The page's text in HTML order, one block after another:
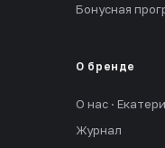
Бонусная
О бренде
О нас ·
Журнал